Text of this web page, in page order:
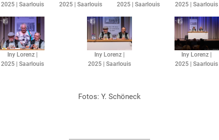
2025 | Saarlouis
2025 | Saarlouis
2025 | Saarlouis
2025 | Saarlouis
Iny Lorenz |
2025 | Saarlouis
Iny Lorenz |
2025 | Saarlouis
Iny Lorenz |
2025 | Saarlouis
Fotos: Y. Schöneck​